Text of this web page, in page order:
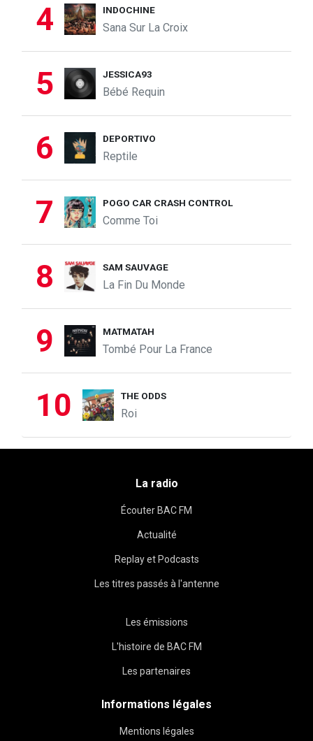
4 INDOCHINE
Sana Sur La Croix
5 JESSICA93
Bébé Requin
6 DEPORTIVO
Reptile
7 POGO CAR CRASH CONTROL
Comme Toi
8 SAM SAUVAGE
La Fin Du Monde
9 MATMATAH
Tombé Pour La France
10 THE ODDS
Roi
La radio
Écouter BAC FM
Actualité
Replay et Podcasts
Les titres passés à l'antenne
Les émissions
L'histoire de BAC FM
Les partenaires
Informations légales
Mentions légales